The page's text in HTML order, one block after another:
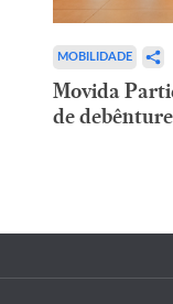
MOBILIDADE
Movida
de